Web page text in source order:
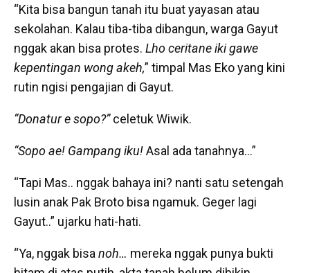
“Kita bisa bangun tanah itu buat yayasan atau
sekolahan. Kalau tiba-tiba dibangun, warga Gayut
nggak akan bisa protes. Lho ceritane iki gawe
kepentingan wong akeh,” timpal Mas Eko yang kini
rutin ngisi pengajian di Gayut.
“Donatur e sopo?”celetuk Wiwik.
“Sopo ae! Gampang iku!Asal ada tanahnya…”
“Tapi Mas.. nggak bahaya ini? nanti satu setengah
lusin anak Pak Broto bisa ngamuk. Geger lagi
Gayut..” ujarku hati-hati.
“Ya, nggak bisanoh… mereka nggak punya bukti